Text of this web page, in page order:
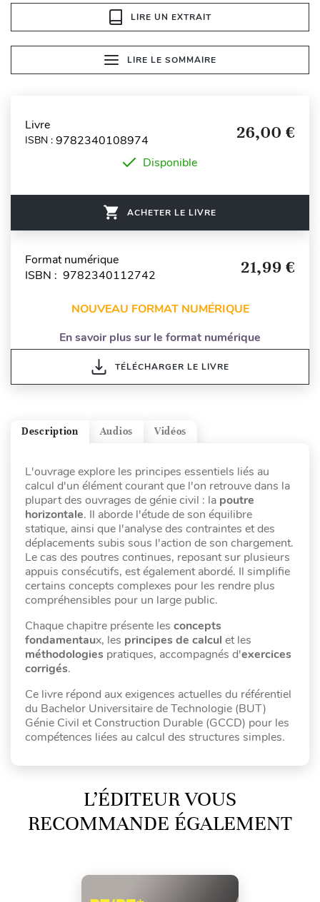
LIRE UN EXTRAIT
LIRE LE SOMMAIRE
Livre
ISBN : 9782340108974 26,00 €
Disponible
ACHETER LE LIVRE
Format numérique
ISBN : 9782340112742
21,99 €
NOUVEAU FORMAT NUMÉRIQUE
En savoir plus sur le format numérique
TÉLÉCHARGER LE LIVRE
Vidéos
Audios
Description
L'ouvrage explore les principes essentiels liés au
calcul d'un élément courant que l'on retrouve dans la
plupart des ouvrages de génie civil : la poutre
horizontale. Il aborde l'étude de son équilibre
statique, ainsi que l'analyse des contraintes et des
déplacements subis sous l'action de son chargement.
Le cas des poutres continues, reposant sur plusieurs
appuis consécutifs, est également abordé. Il simplifie
certains concepts complexes pour les rendre plus
compréhensibles pour un large public.
Chaque chapitre présente les concepts
fondamentaux, les principes de calcul et les
méthodologies pratiques, accompagnés d'exercices
corrigés.
Ce livre répond aux exigences actuelles du référentiel
du Bachelor Universitaire de Technologie (BUT)
Génie Civil et Construction Durable (GCCD) pour les
compétences liées au calcul des structures simples.
L’ÉDITEUR VOUS
RECOMMANDE ÉGALEMENT